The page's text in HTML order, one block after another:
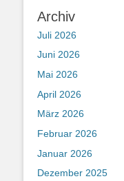
Archiv
Juli 2026
Juni 2026
Mai 2026
April 2026
März 2026
Februar 2026
Januar 2026
Dezember 2025